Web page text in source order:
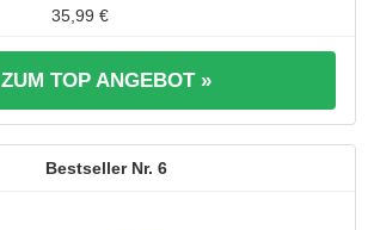
35,99 €
ZUM TOP ANGEBOT »
6